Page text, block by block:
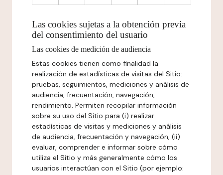
Las cookies sujetas a la obtención previa
del consentimiento del usuario
Las cookies de medición de audiencia
Estas cookies tienen como finalidad la
realización de estadísticas de visitas del Sitio:
pruebas, seguimientos, mediciones y análisis de
audiencia, frecuentación, navegación,
rendimiento. Permiten recopilar información
sobre su uso del Sitio para (i) realizar
estadísticas de visitas y mediciones y análisis
de audiencia, frecuentación y navegación, (ii)
evaluar, comprender e informar sobre cómo
utiliza el Sitio y más generalmente cómo los
usuarios interactúan con el Sitio (por ejemplo: